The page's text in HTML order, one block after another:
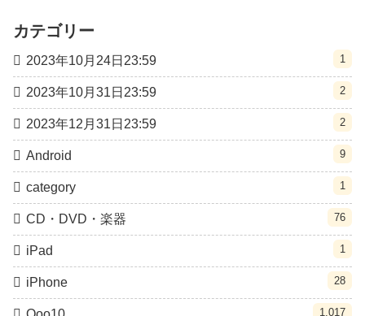
カテゴリー
2023年10月24日23:59 1
2023年10月31日23:59 2
2023年12月31日23:59 2
Android 9
category 1
CD・DVD・楽器 76
iPad 1
iPhone 28
1,017